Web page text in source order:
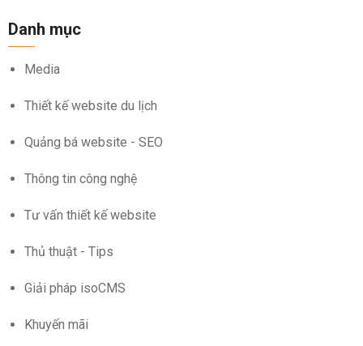
Danh mục
Media
Thiết kế website du lịch
Quảng bá website - SEO
Thông tin công nghệ
Tư vấn thiết kế website
Thủ thuật - Tips
Giải pháp isoCMS
Khuyến mãi